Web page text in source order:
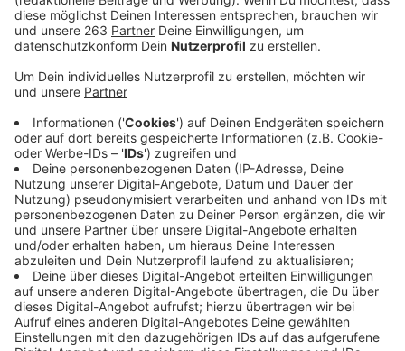
Anzeige
Die Uni Siegen hat im aktuellen Hochschulranking gute
Ergebnisse erzielt. Beispielsweise konnte der
Bachelor-Studiengang „Soziale Arbeit“ in der Kategorie
"Abschlüsse in angemessener Zeit" punkten. Auch die
internationale Ausrichtung des Fachs
„Wirtschaftsinformatik“ hat gut abgeschnitten.
Spitzenplätze gab es auch im Fach
"Wirtschaftsingenieurwesen" für die Unterstützung am
Studienanfang und im Fach BWL. "Wir freuen uns, über
die insgesamt positiven Bewertungen und
insbesondere natürlich über die Platzierungen in der
Spitzengruppe", sagt Professorin Dr. Alexandra
Nonnenmacher. In anderen Bereichen zeige das